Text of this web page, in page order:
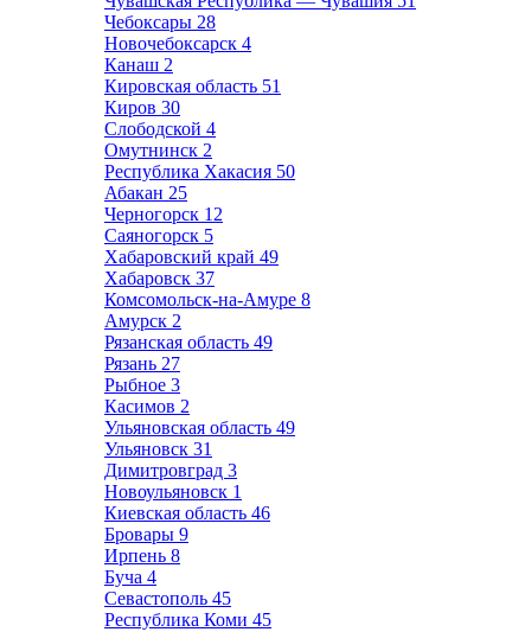
Чебоксары 28
Новочебоксарск 4
Канаш 2
Кировская область 51
Киров 30
Слободской 4
Омутнинск 2
Республика Хакасия 50
Абакан 25
Черногорск 12
Саяногорск 5
Хабаровский край 49
Хабаровск 37
Комсомольск-на-Амуре 8
Амурск 2
Рязанская область 49
Рязань 27
Рыбное 3
Касимов 2
Ульяновская область 49
Ульяновск 31
Димитровград 3
Новоульяновск 1
Киевская область 46
Бровары 9
Ирпень 8
Буча 4
Севастополь 45
Республика Коми 45